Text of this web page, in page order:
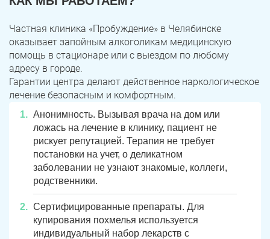
Частная клиника «Пробуждение» в Челябинске
оказывает запойным алкоголикам медицинскую
помощь в стационаре или с выездом по любому
адресу в городе.
Гарантии центра делают действенное наркологическое
лечение безопасным и комфортным.
Анонимность. Вызывая врача на дом или
ложась на лечение в клинику, пациент не
рискует репутацией. Терапия не требует
постановки на учет, о деликатном
заболевании не узнают знакомые, коллеги,
родственники.
Сертифицированные препараты. Для
купирования похмелья используется
индивидуальный набор лекарств с